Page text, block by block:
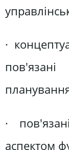
·
·
аспектом